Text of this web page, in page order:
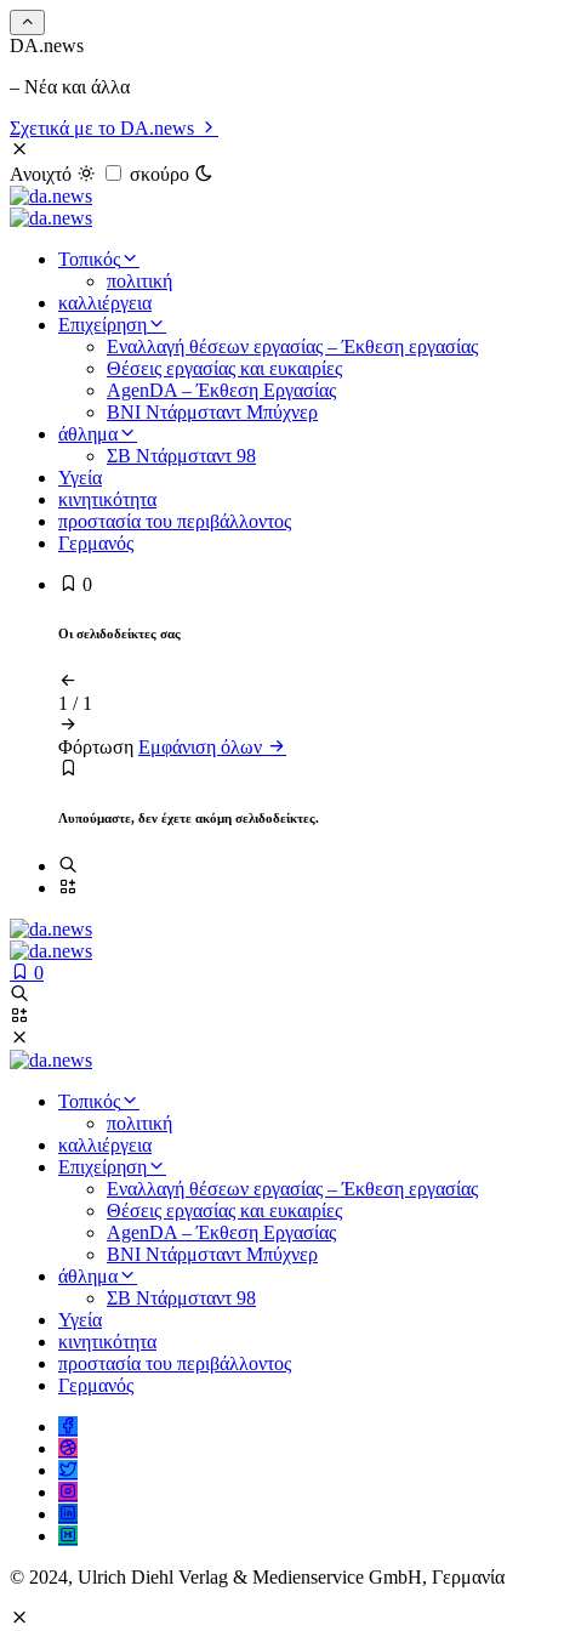
DA.news
– Νέα και άλλα
Σχετικά με το DA.news
Ανοιχτό σκούρο
Τοπικός
πολιτική
καλλιέργεια
Επιχείρηση
Εναλλαγή θέσεων εργασίας – Έκθεση εργασίας
Θέσεις εργασίας και ευκαιρίες
AgenDA – Έκθεση Εργασίας
BNI Ντάρμσταντ Μπύχνερ
άθλημα
ΣΒ Ντάρμσταντ 98
Υγεία
κινητικότητα
προστασία του περιβάλλοντος
Γερμανός
0
Οι σελιδοδείκτες σας
1 / 1
Φόρτωση Εμφάνιση όλων
Λυπούμαστε, δεν έχετε ακόμη σελιδοδείκτες.
0
Τοπικός
πολιτική
καλλιέργεια
Επιχείρηση
Εναλλαγή θέσεων εργασίας – Έκθεση εργασίας
Θέσεις εργασίας και ευκαιρίες
AgenDA – Έκθεση Εργασίας
BNI Ντάρμσταντ Μπύχνερ
άθλημα
ΣΒ Ντάρμσταντ 98
Υγεία
κινητικότητα
προστασία του περιβάλλοντος
Γερμανός
© 2024, Ulrich Diehl Verlag & Medienservice GmbH, Γερμανία